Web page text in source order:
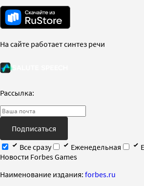
На сайте работает синтез речи
Рассылка:
Подписаться
Все сразу
Еженедельная
Новости Forbes Games
Наименование издания: forbes.ru